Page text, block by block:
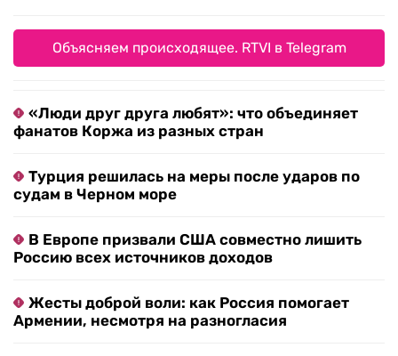
Объясняем происходящее. RTVI в Telegram
«Люди друг друга любят»: что объединяет
фанатов Коржа из разных стран
Турция решилась на меры после ударов по
судам в Черном море
В Европе призвали США совместно лишить
Россию всех источников доходов
Жесты доброй воли: как Россия помогает
Армении, несмотря на разногласия